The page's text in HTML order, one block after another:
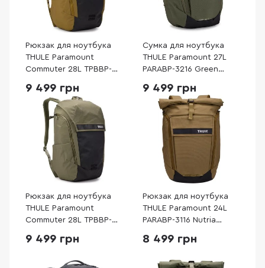
Рюкзак для ноутбука
THULE Paramount
Commuter 28L TPBBP-
9 499 грн
Сумка для ноутбука
THULE Paramount 27L
PARABP-3216 Green
9 499 грн
Рюкзак для ноутбука
THULE Paramount
Commuter 28L TPBBP-
(3205236)
9 499 грн
Рюкзак для ноутбука
THULE Paramount 24L
PARABP-3116 Nutria
8 499 грн